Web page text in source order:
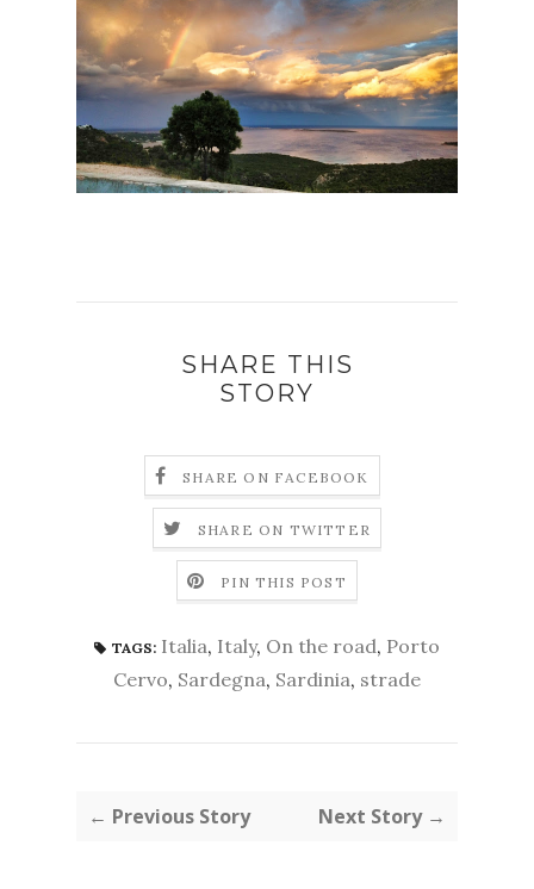
SHARE THIS
STORY
SHARE ON FACEBOOK
SHARE ON TWITTER
PIN THIS POST
TAGS: Italia, Italy, On the road, Porto
Cervo, Sardegna, Sardinia, strade
← Previous Story Next Story →